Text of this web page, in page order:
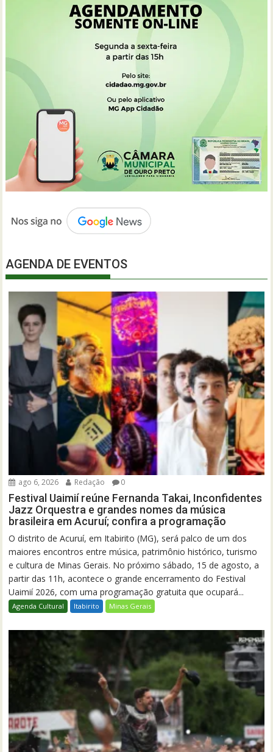
AGENDA DE EVENTOS
ago 6, 2026 Redação 0
Festival Uaimií reúne Fernanda Takai, Inconfidentes
Jazz Orquestra e grandes nomes da música
brasileira em Acuruí; confira a programação
O distrito de Acuruí, em Itabirito (MG), será palco de um dos
maiores encontros entre música, patrimônio histórico, turismo
e cultura de Minas Gerais. No próximo sábado, 15 de agosto, a
partir das 11h, acontece o grande encerramento do Festival
Uaimií 2026, com uma programação gratuita que ocupará...
Agenda Cultural Itabirito Minas Gerais